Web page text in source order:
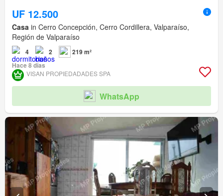
UF 12.500
Casa in Cerro Concepción, Cerro Cordillera, Valparaíso,
Región de Valparaíso
4 2
219 m²
Hace 8 días
VISAN PROPIEDADADES SPA
WhatsApp